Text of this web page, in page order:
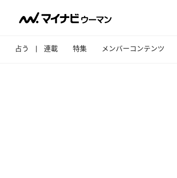
占う 連載 特集 メンバーコンテンツ